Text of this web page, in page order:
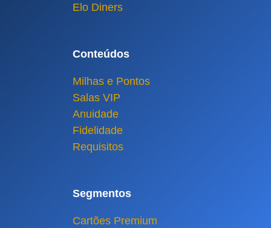
Elo Diners
Conteúdos
Milhas e Pontos
Salas VIP
Anuidade
Fidelidade
Requisitos
Segmentos
Cartões Premium